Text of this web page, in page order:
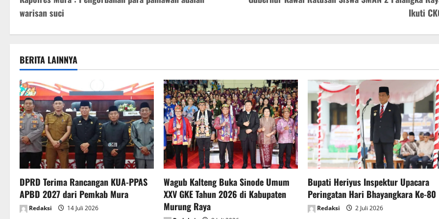
o
s
n
a
v
i
g
a
t
i
warisan suci
Ikuti
BERITA LAINNYA
DPRD Terima Rancangan KUA-PPAS
APBD 2027 dari Pemkab Mura
Redaksi 14 Juli 2026
Wagub Kalteng Buka Sinode Umum
XXV GKE Tahun 2026 di Kabupaten
Murung Raya
Bupati Heriyus Inspektur Upacara
Peringatan Hari Bhayangkara Ke-80
Redaksi 2 Juli 2026